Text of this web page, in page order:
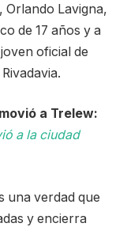
Orlando Lavigna,
de 17 años y a
oficial de
a Trelew:
a la ciudad
una verdad que
y encierra